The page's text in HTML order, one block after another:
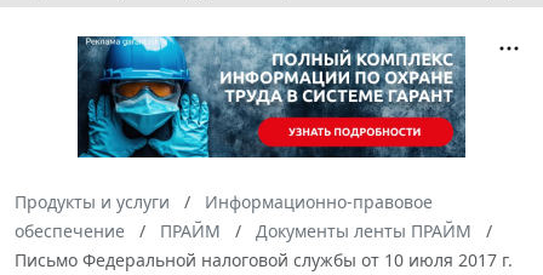
Продукты и услуги
Информационно-правовое
обеспечение
ПРАЙМ
Документы ленты ПРАЙМ
Письмо Федеральной налоговой службы от 10 июля 2017 г.